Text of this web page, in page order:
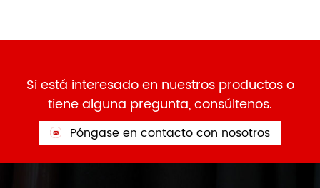
Si está interesado en nuestros productos o
tiene alguna pregunta, consúltenos.
Póngase en contacto con nosotros